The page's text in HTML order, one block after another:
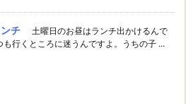
チ
土曜日のお昼はランチ出かけるんで
も行くところに迷うんですよ。うちの子 ...